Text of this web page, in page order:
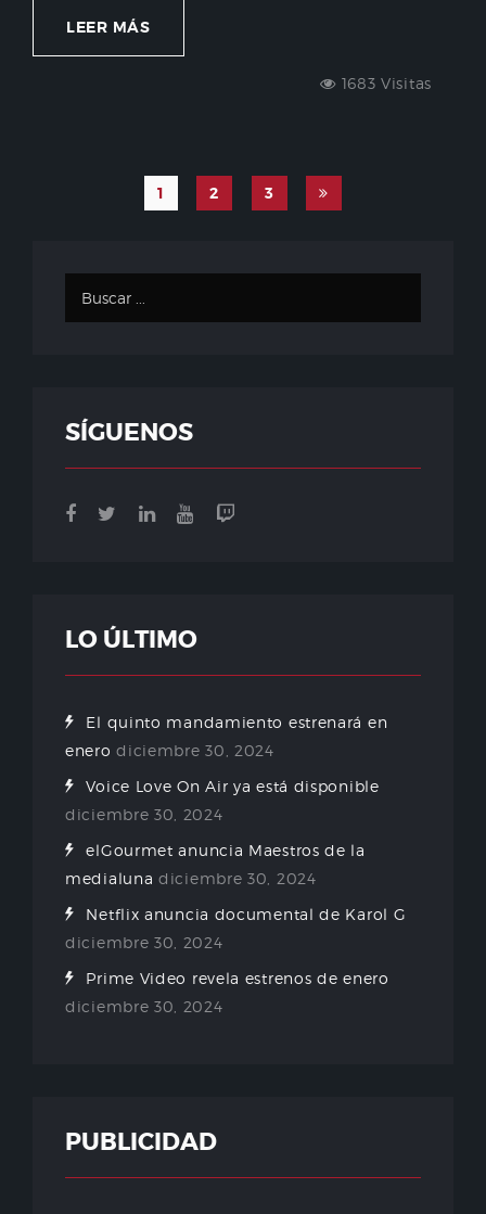
LEER MÁS
1683 Visitas
1 2 3
SÍGUENOS
LO ÚLTIMO
El quinto mandamiento estrenará en
enero diciembre 30, 2024
Voice Love On Air ya está disponible
diciembre 30, 2024
elGourmet anuncia Maestros de la
medialuna diciembre 30, 2024
Netflix anuncia documental de Karol G
diciembre 30, 2024
Prime Video revela estrenos de enero
diciembre 30, 2024
PUBLICIDAD